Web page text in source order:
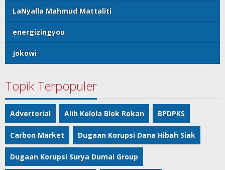
LaNyalla Mahmud Mattaliti
energizingyou
Jokowi
Topik Terpopuler
Advertorial Alih Kelola Blok Rokan BPDPKS
Carbon Market Dugaan Korupsi Dana Hibah Siak
Dugaan Korupsi Surya Dumai Group